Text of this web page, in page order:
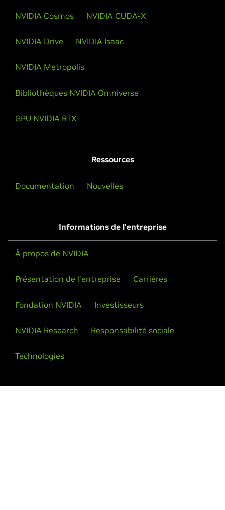
NVIDIA Cosmos NVIDIA CUDA-X
NVIDIA Drive NVIDIA Isaac
NVIDIA Metropolis
Bibliothèques NVIDIA Omniverse
GPU NVIDIA RTX
Ressources
Documentation Nouvelles
Informations de l'entreprise
À propos de NVIDIA
Présentation de l'entreprise Carrières
Fondation NVIDIA Investisseurs
NVIDIA Research Responsabilité sociale
Technologies